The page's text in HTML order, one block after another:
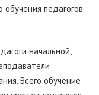
педагогов
начальной,
Всего обучение